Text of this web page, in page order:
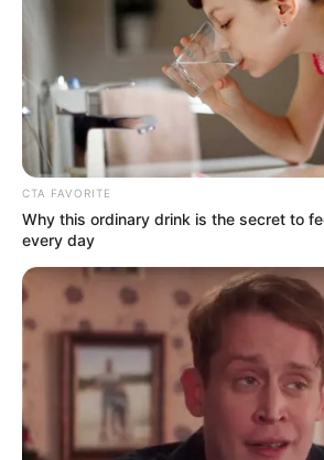
A Rihanna Museum Is Probably
BRAINBERRIES
CTA FAVORITE
Why this ordinary drink is the secret to
every day